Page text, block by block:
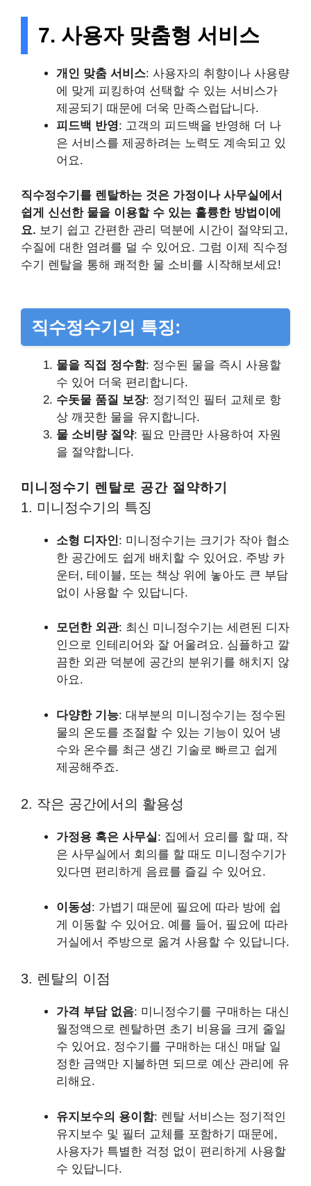
7. 사용자 맞춤형 서비스
개인 맞춤 서비스: 사용자의 취향이나 사용량
에 맞게 피킹하여 선택할 수 있는 서비스가
제공되기 때문에 더욱 만족스럽답니다.
피드백 반영: 고객의 피드백을 반영해 더 나
은 서비스를 제공하려는 노력도 계속되고 있
어요.
직수정수기를 렌탈하는 것은 가정이나 사무실에서
쉽게 신선한 물을 이용할 수 있는 훌륭한 방법이에
요. 보기 쉽고 간편한 관리 덕분에 시간이 절약되고,
수질에 대한 염려를 덜 수 있어요. 그럼 이제 직수정
수기 렌탈을 통해 쾌적한 물 소비를 시작해보세요!
직수정수기의 특징:
물을 직접 정수함: 정수된 물을 즉시 사용할
수 있어 더욱 편리합니다.
수돗물 품질 보장: 정기적인 필터 교체로 항
상 깨끗한 물을 유지합니다.
물 소비량 절약: 필요 만큼만 사용하여 자원
을 절약합니다.
미니정수기 렌탈로 공간 절약하기
1. 미니정수기의 특징
소형 디자인: 미니정수기는 크기가 작아 협소
한 공간에도 쉽게 배치할 수 있어요. 주방 카
운터, 테이블, 또는 책상 위에 놓아도 큰 부담
없이 사용할 수 있답니다.
모던한 외관: 최신 미니정수기는 세련된 디자
인으로 인테리어와 잘 어울려요. 심플하고 깔
끔한 외관 덕분에 공간의 분위기를 해치지 않
아요.
다양한 기능: 대부분의 미니정수기는 정수된
물의 온도를 조절할 수 있는 기능이 있어 냉
수와 온수를 최근 생긴 기술로 빠르고 쉽게
제공해주죠.
2. 작은 공간에서의 활용성
가정용 혹은 사무실: 집에서 요리를 할 때, 작
은 사무실에서 회의를 할 때도 미니정수기가
있다면 편리하게 음료를 즐길 수 있어요.
이동성: 가볍기 때문에 필요에 따라 방에 쉽
게 이동할 수 있어요. 예를 들어, 필요에 따라
거실에서 주방으로 옮겨 사용할 수 있답니다.
3. 렌탈의 이점
가격 부담 없음: 미니정수기를 구매하는 대신
월정액으로 렌탈하면 초기 비용을 크게 줄일
수 있어요. 정수기를 구매하는 대신 매달 일
정한 금액만 지불하면 되므로 예산 관리에 유
리해요.
유지보수의 용이함: 렌탈 서비스는 정기적인
유지보수 및 필터 교체를 포함하기 때문에,
사용자가 특별한 걱정 없이 편리하게 사용할
수 있답니다.